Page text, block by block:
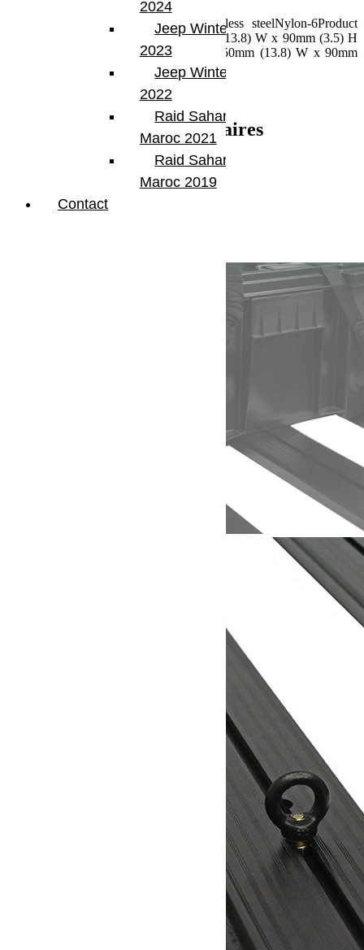
Materials used:Extruded aluminiumStainless steelNylon-6Product
Dimensions:1150mm (45.3) L x 350mm (13.8) W x 90mm (3.5) H
Open Dimensions:2055mm (80.9) L x 350mm (13.8) W x 90mm
Informations complémentaires
38 × 121 × 13 cm
2024
Jeep Winter Tour
2023
Jeep Winter Tour
2022
Raid Sahara Tour
Maroc 2021
Raid Sahara Tour
Maroc 2019
Contact